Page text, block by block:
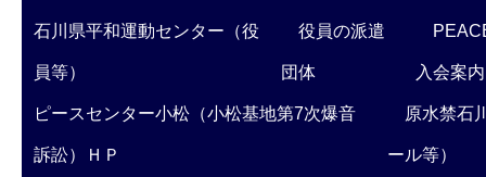
石川県平和運動センター（役
員等）
役員の派遣
団体 入会案内
ピースセンター小松（小松基地第7次爆音
訴訟）ＨＰ
原水禁石
ール等）